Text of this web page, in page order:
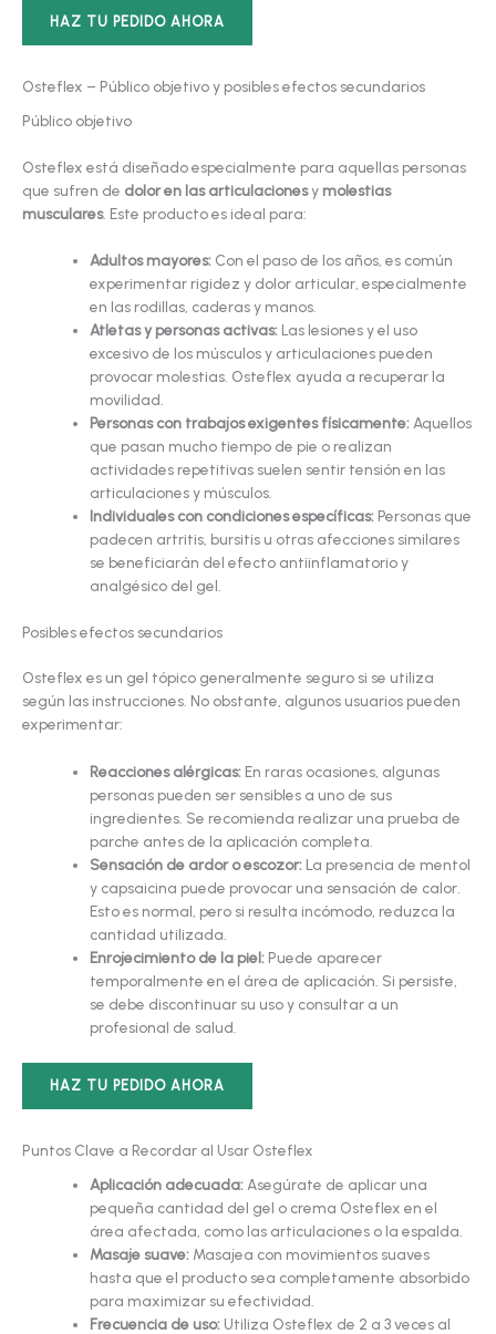
HAZ TU PEDIDO AHORA
Osteflex – Público objetivo y posibles efectos secundarios
Público objetivo
Osteflex está diseñado especialmente para aquellas personas
que sufren de dolor en las articulacionesy molestias
musculares. Este producto es ideal para:
Adultos mayores: Con el paso de los años, es común
experimentar rigidez y dolor articular, especialmente
en las rodillas, caderas y manos.
Atletas y personas activas: Las lesiones y el uso
excesivo de los músculos y articulaciones pueden
provocar molestias. Osteflex ayuda a recuperar la
movilidad.
Personas con trabajos exigentes físicamente:Aquellos
que pasan mucho tiempo de pie o realizan
actividades repetitivas suelen sentir tensión en las
articulaciones y músculos.
Individuales con condiciones específicas: Personas que
padecen artritis, bursitis u otras afecciones similares
se beneficiarán del efecto antiinflamatorio y
analgésico del gel.
Posibles efectos secundarios
Osteflex es un gel tópico generalmente seguro si se utiliza
según las instrucciones. No obstante, algunos usuarios pueden
experimentar:
Reacciones alérgicas: En raras ocasiones, algunas
personas pueden ser sensibles a uno de sus
ingredientes. Se recomienda realizar una prueba de
parche antes de la aplicación completa.
Sensación de ardor o escozor: La presencia de mentol
y capsaicina puede provocar una sensación de calor.
Esto es normal, pero si resulta incómodo, reduzca la
cantidad utilizada.
Enrojecimiento de la piel: Puede aparecer
temporalmente en el área de aplicación. Si persiste,
se debe discontinuar su uso y consultar a un
profesional de salud.
HAZ TU PEDIDO AHORA
Puntos Clave a Recordar al Usar Osteflex
Aplicación adecuada: Asegúrate de aplicar una
pequeña cantidad del gel o crema Osteflex en el
área afectada, como las articulaciones o la espalda.
Masaje suave: Masajea con movimientos suaves
hasta que el producto sea completamente absorbido
para maximizar su efectividad.
Frecuencia de uso: Utiliza Osteflex de 2 a 3 veces al